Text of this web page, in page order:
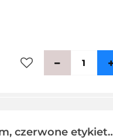
czerwone etykiety